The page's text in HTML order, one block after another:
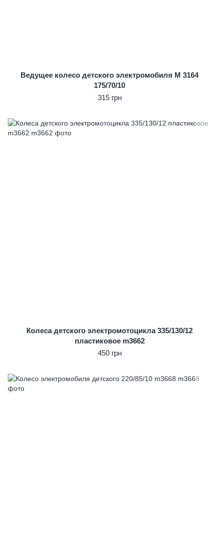
Ведущее колесо детского электромобиля M 3164
175/70/10
315 грн
Колеса детского электромотоцикла 335/130/12
пластиковое m3662
450 грн